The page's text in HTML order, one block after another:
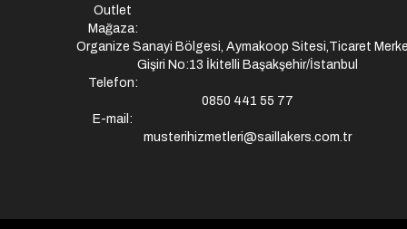
Outlet
Mağaza:
Organize Sanayi Bölgesi, Aymakoop Sitesi,Ticaret
Gişiri No:13 İkitelli Başakşehir/İstanbul
Telefon:
0850 441 55 77
E-mail:
musterihizmetleri@saillakers.com.tr